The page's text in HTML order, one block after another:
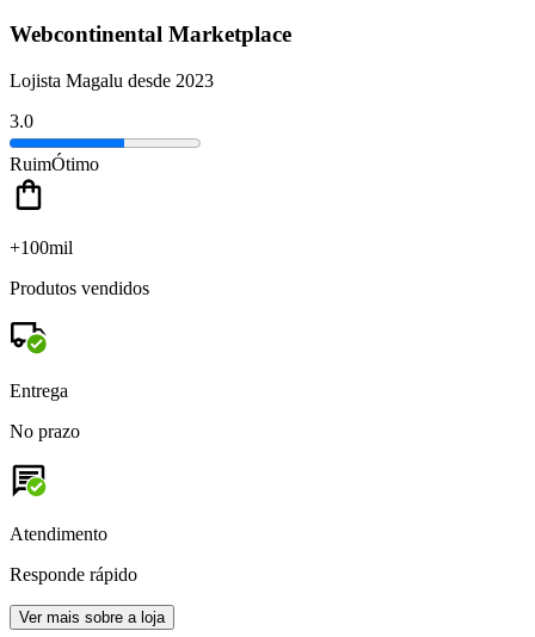
Webcontinental Marketplace
Lojista Magalu desde 2023
3.0
RuimÓtimo
+100mil
Produtos vendidos
Entrega
No prazo
Atendimento
Responde rápido
Ver mais sobre a loja